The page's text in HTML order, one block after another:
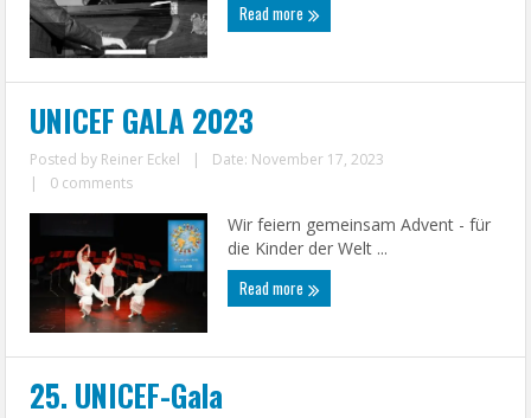
Read more
UNICEF GALA 2023
Posted by Reiner Eckel |
Date: November 17, 2023
|
0 comments
Wir feiern gemeinsam Advent - für
die Kinder der Welt ...
Read more
25. UNICEF-Gala